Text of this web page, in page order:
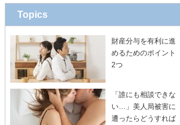
Topics
財産分与を有利に進
めるためのポイント
2つ
「誰にも相談できな
い…」美人局被害に
遭ったらどうすれば